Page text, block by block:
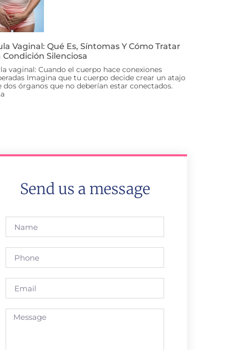
Vaginal: Qué Es, Síntomas Y Cómo Tratar
Condición Silenciosa
vaginal: Cuando el cuerpo hace conexiones
Imagina que tu cuerpo decide crear un atajo
dos órganos que no deberían estar conectados.
Send us a message